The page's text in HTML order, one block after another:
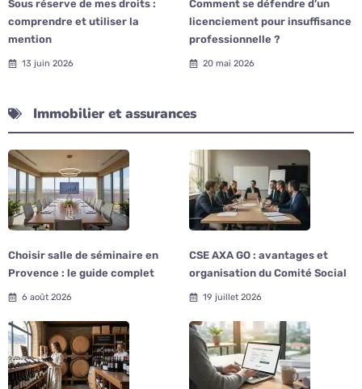
Sous réserve de mes droits :
comprendre et utiliser la
mention
13 juin 2026
Comment se défendre d’un
licenciement pour insuffisance
professionnelle ?
20 mai 2026
Immobilier et assurances
Choisir salle de séminaire en
Provence : le guide complet
6 août 2026
CSE AXA GO : avantages et
organisation du Comité Social
19 juillet 2026